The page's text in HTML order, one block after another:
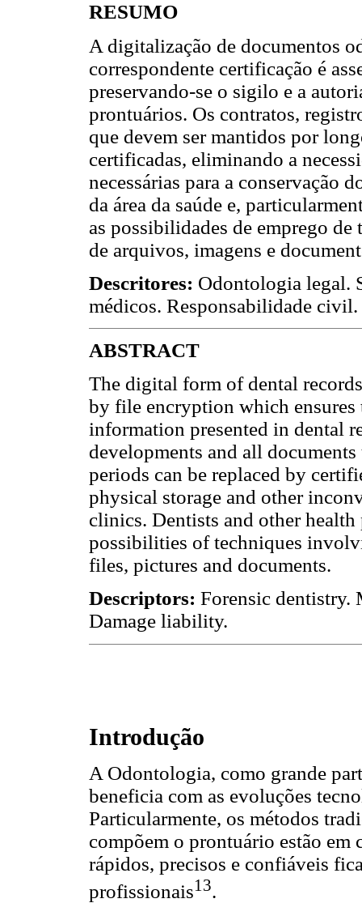
RESUMO
A digitalização de documentos
correspondente certificação é
preservando-se o sigilo e a
prontuários. Os contratos,
que devem ser mantidos por
certificadas, eliminando a
necessárias para a conservação
da área da saúde e,
as possibilidades de emprego
de arquivos, imagens e
Descritores: Odontologia legal.
médicos. Responsabilidade civil.
ABSTRACT
The digital form of dental
by file encryption which
information presented in dental
developments and all
periods can be replaced by
physical storage and other
clinics. Dentists and other
possibilities of techniques
files, pictures and documents.
Descriptors: Forensic dentistry.
Damage liability.
Introdução
A Odontologia, como grande
beneficia com as evoluções
Particularmente, os métodos
compõem o prontuário estão em
rápidos, precisos e confiáveis
profissionais13.